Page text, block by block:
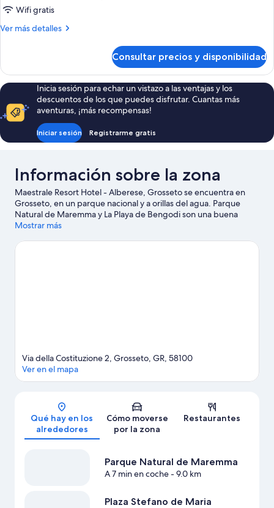
Wifi gratis
Ver más detalles
Más
Consultar precios y disponibilidad
Inicia sesión para echar un vistazo a las ventajas y los
descuentos de los que puedes disfrutar. Cuantas más
aventuras, ¡más recompensas!
Iniciar sesión Registrarme gratis
Información sobre la zona
Maestrale Resort Hotel - Alberese, Grosseto se encuentra en
Grosseto, en un parque nacional y a orillas del agua. Parque
Natural de Maremma y La Playa de Bengodi son una buena
muestra de la belleza natural de la región, donde también
Natural de Maremma o Parque de luces y emociones de
Mostrar más
Mapa
Via della Costituzione 2, Grosseto, GR, 58100
Ver en el mapa
Qué hay en los
alrededores
Cómo moverse
por la zona
Restaurantes
Parque Natural de Maremma
A 7 min en coche- 9.0 km
Plaza Stefano de Maria